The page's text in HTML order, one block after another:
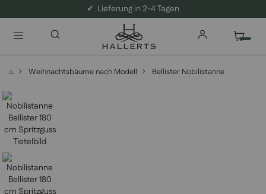
✓ Lieferung in 2-4 Tagen
⌂ Weihnachtsbäume nach Modell Bellister Nobilistanne